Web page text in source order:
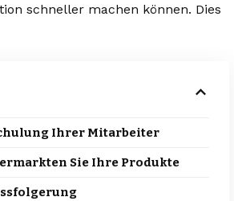
schneller machen können. Dies
Ihrer Mitarbeiter
Sie Ihre Produkte